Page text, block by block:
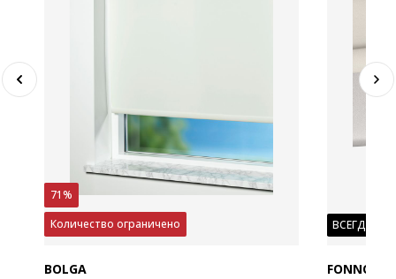
71%
Количество ограничено
BOLGA
ВСЕГДА
FONNO